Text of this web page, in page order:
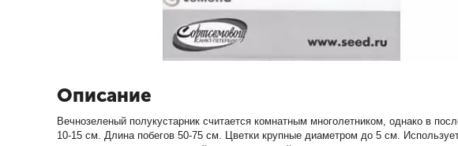
Описание
Вечнозеленый полукустарник считается комнатным многолетником, однако в
10-15 см. Длина побегов 50-75 см. Цветки крупные диаметром до 5 см.